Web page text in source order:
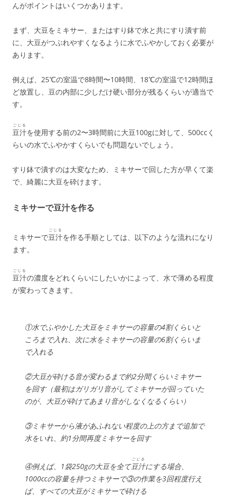
んがポイントはいくつかあります。
まず、大豆をミキサー、またはすり鉢で水と共にすり潰す前
に、大豆がつぶれやすくなるように水でふやかしておく必要が
あります。
例えば、25℃の室温で8時間〜10時間、18℃の室温で12時間ほ
ど放置し、豆の内部に少しだけ硬い部分が残るくらいが適当で
す。
豆汁
ごじる
を使用する前の2〜3時間前に大豆100gに対して、500ccく
らいの水でふやかすくらいでも問題ないでしょう。
すり鉢で潰すのは大変なため、ミキサーで回した方が早くて楽
で、綺麗に大豆を砕けます。
ミキサーで豆汁を作る
ミキサーで豆汁
ごじる
を作る手順としては、以下のような流れになり
ます。
豆汁
ごじる
の濃度をどれくらいにしたいかによって、水で薄める程度
が変わってきます。
①水でふやかした大豆をミキサーの容量の4割くらいと
ころまで入れ、次に水をミキサーの容量の6割くらいま
で入れる
②大豆が砕ける音が変わるまで約2分間くらいミキサー
を回す（最初はガリガリ音がしてミキサーが回っていた
のが、大豆が砕けてあまり音がしなくなるくらい）
③ミキサーから液があふれない程度の上の方まで追加で
水をいれ、約1分間再度ミキサーを回す
④例えば、1袋250gの大豆を全て豆汁
ごじる
にする場合、
1000ccの容量を持つミキサーで③の作業を3回程度行え
ば、すべての大豆がミキサーで砕ける